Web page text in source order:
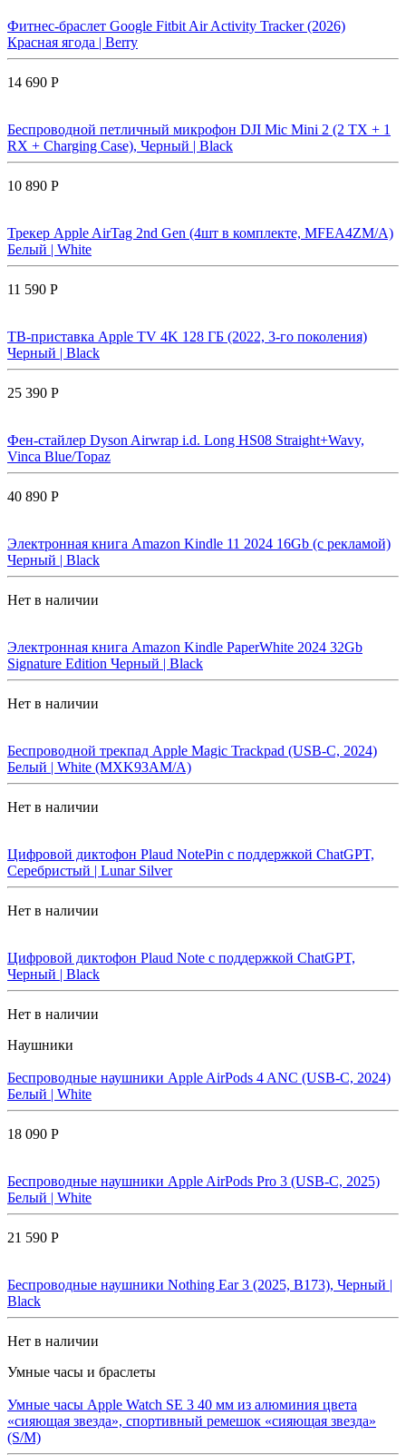
Фитнес-браслет Google Fitbit Air Activity Tracker (2026)
Красная ягода | Berry
14 690 Р
Беспроводной петличный микрофон DJI Mic Mini 2 (2 TX + 1
RX + Charging Case), Черный | Black
10 890 Р
Трекер Apple AirTag 2nd Gen (4шт в комплекте, MFEA4ZM/A)
Белый | White
11 590 Р
ТВ-приставка Apple TV 4K 128 ГБ (2022, 3-го поколения)
Черный | Black
25 390 Р
Фен-стайлер Dyson Airwrap i.d. Long HS08 Straight+Wavy,
Vinca Blue/Topaz
40 890 Р
Электронная книга Amazon Kindle 11 2024 16Gb (с рекламой)
Черный | Black
Нет в наличии
Электронная книга Amazon Kindle PaperWhite 2024 32Gb
Signature Edition Черный | Black
Нет в наличии
Беспроводной трекпад Apple Magic Trackpad (USB-C, 2024)
Белый | White (MXK93AM/A)
Нет в наличии
Цифровой диктофон Plaud NotePin с поддержкой ChatGPT,
Серебристый | Lunar Silver
Нет в наличии
Цифровой диктофон Plaud Note с поддержкой ChatGPT,
Черный | Black
Нет в наличии
Наушники
Беспроводные наушники Apple AirPods 4 ANC (USB-C, 2024)
Белый | White
18 090 Р
Беспроводные наушники Apple AirPods Pro 3 (USB-C, 2025)
Белый | White
21 590 Р
Беспроводные наушники Nothing Ear 3 (2025, B173), Черный |
Black
Нет в наличии
Умные часы и браслеты
Умные часы Apple Watch SE 3 40 мм из алюминия цвета
«сияющая звезда», спортивный ремешок «сияющая звезда»
(S/M)